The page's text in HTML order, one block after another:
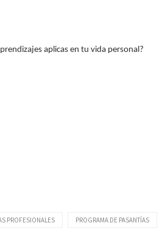
aplicas en tu vida personal?
PROFESIONALES PROGRAMA DE PASANTÍAS